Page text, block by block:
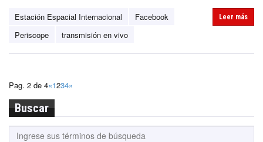
Estación Espacial Internacional
Facebook
Periscope
transmisión en vivo
Leer más
Pag. 2 de 4«1234»
Buscar